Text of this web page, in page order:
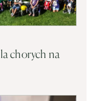
chorych na